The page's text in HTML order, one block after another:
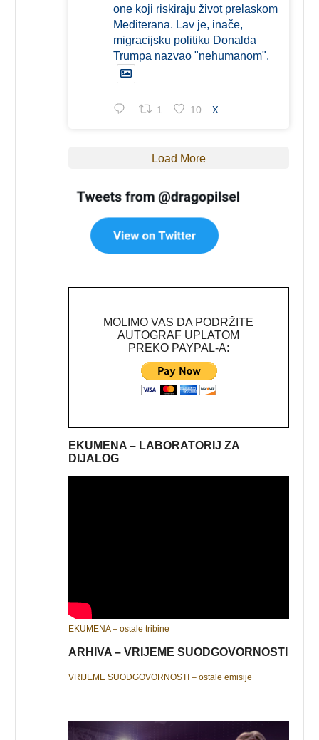
one koji riskiraju život prelaskom
Mediterana. Lav je, inače,
migracijsku politiku Donalda
Trumpa nazvao "nehumanom".
1 10 X
Load More
MOLIMO VAS DA PODRŽITE
AUTOGRAF UPLATOM
PREKO PAYPAL-A:
EKUMENA – LABORATORIJ ZA
DIJALOG
EKUMENA – ostale tribine
ARHIVA – VRIJEME SUODGOVORNOSTI
VRIJEME SUODGOVORNOSTI – ostale emisije